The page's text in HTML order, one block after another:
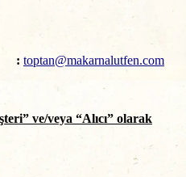
: toptan@makarnalutfen.com
ve/veya “Alıcı” olarak